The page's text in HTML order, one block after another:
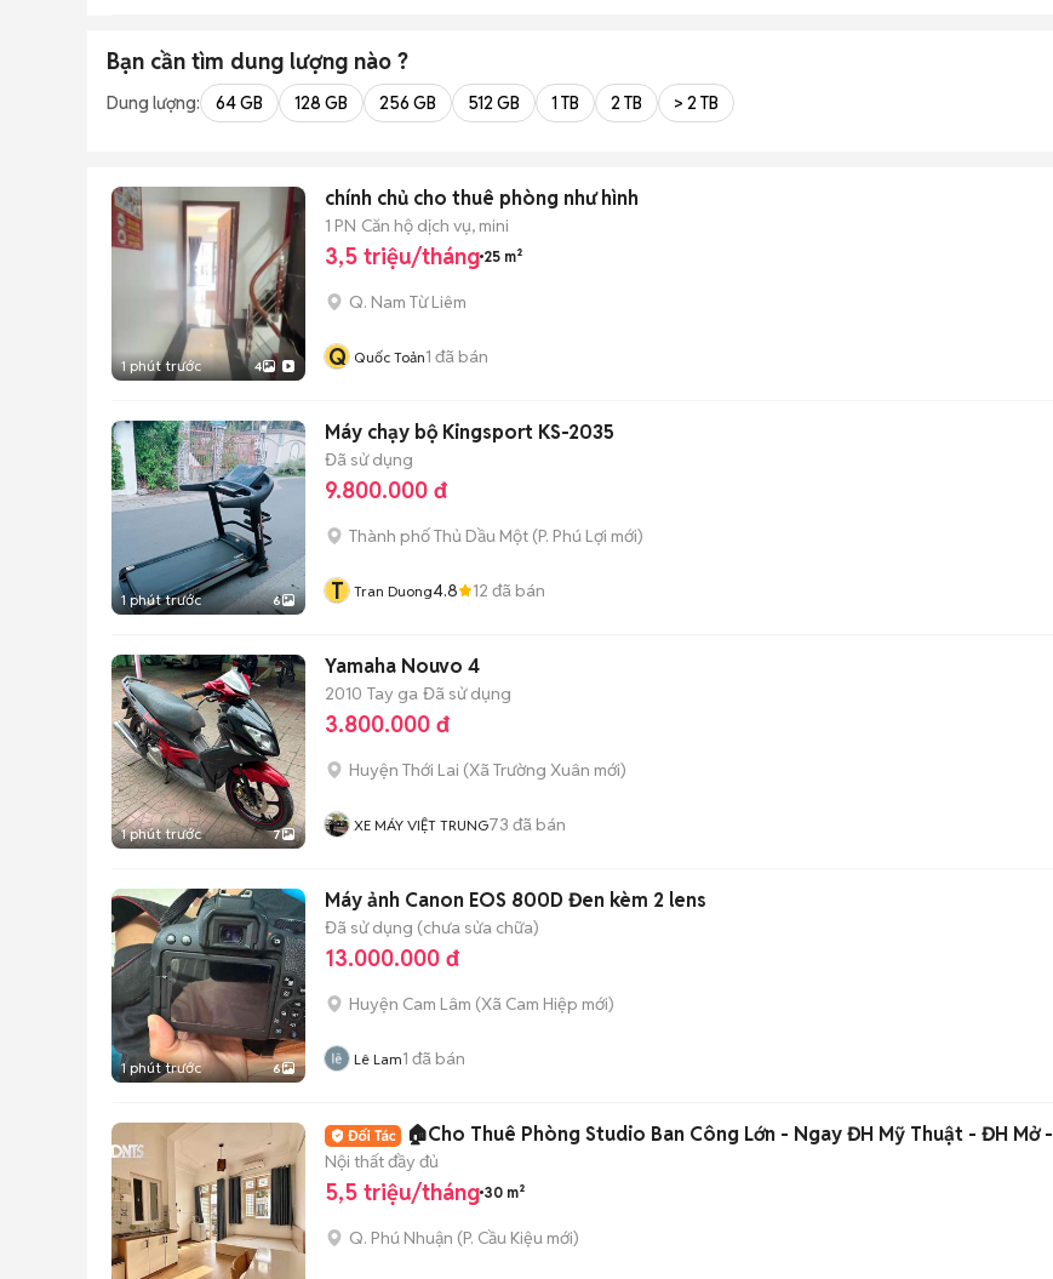
Bạn cần tìm dung lượng nào ?
Dung lượng: 64 GB 128 GB 256 GB 512 GB 1 TB 2 TB > 2 TB
1 phút trước 4
chính chủ cho thuê phòng như hình
1 PN Căn hộ dịch vụ, mini
3,5 triệu/tháng 25 m²
Q. Nam Từ Liêm
Q Quốc Toản1 đã bán
1 phút trước 6
Máy chạy bộ Kingsport KS-2035
Đã sử dụng
9.800.000 đ
Thành phố Thủ Dầu Một (P. Phú Lợi mới)
T Tran Duong4.8 12 đã bán
1 phút trước 7
Yamaha Nouvo 4
2010 Tay ga Đã sử dụng
3.800.000 đ
Huyện Thới Lai (Xã Trường Xuân mới)
XE MÁY VIỆT TRUNG73 đã bán
1 phút trước 6
Máy ảnh Canon EOS 800D Đen kèm 2 lens
Đã sử dụng (chưa sửa chữa)
13.000.000 đ
Huyện Cam Lâm (Xã Cam Hiệp mới)
Lê Lam1 đã bán
🏠Cho Thuê Phòng Studio Ban Công Lớn - Ngay ĐH Mỹ Thuật - ĐH Mở -
Nội thất đầy đủ
5,5 triệu/tháng 30 m²
Q. Phú Nhuận (P. Cầu Kiệu mới)